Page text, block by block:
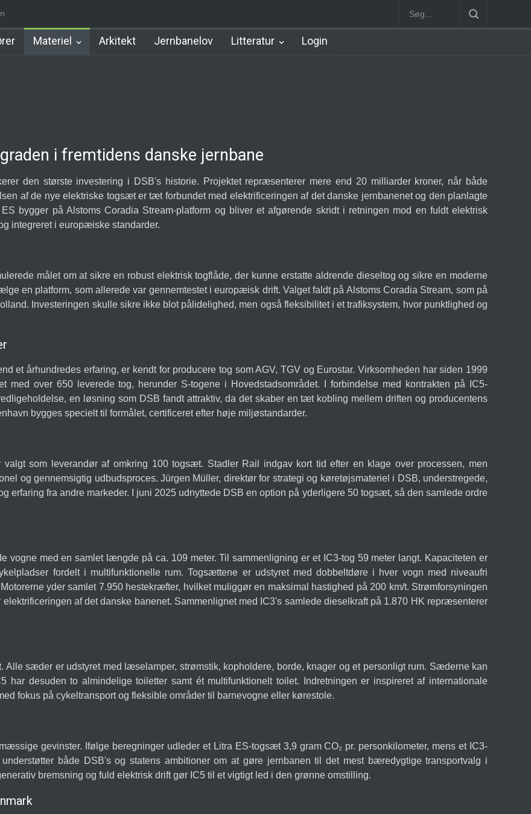
Nørrebro B Station [1886-1930]
Materiel Arkitekt Jernbanelov Litteratur Login
i fremtidens danske jernbane
den største investering i DSB's historie. Projektet repræsenterer mere end 20 milliarder kroner, når både
af de nye elektriske togsæt er tæt forbundet med elektrificeringen af det danske jernbanenet og den planlagte
bygger på Alstoms Coradia Stream-platform og bliver et afgørende skridt i retningen mod en fuldt elektrisk
integreret i europæiske standarder.
målet om at sikre en robust elektrisk togflåde, der kunne erstatte aldrende dieseltog og sikre en moderne
en platform, som allerede var gennemtestet i europæisk drift. Valget faldt på Alstoms Coradia Stream, som på
Investeringen skulle sikre ikke blot pålidelighed, men også fleksibilitet i et trafiksystem, hvor punktlighed og
et århundredes erfaring, er kendt for producere tog som AGV, TGV og Eurostar. Virksomheden har siden 1999
over 650 leverede tog, herunder S-togene i Hovedstadsområdet. I forbindelse med kontrakten på IC5-
en løsning som DSB fandt attraktiv, da det skaber en tæt kobling mellem driften og producentens
bygges specielt til formålet, certificeret efter høje miljøstandarder.
som leverandør af omkring 100 togsæt. Stadler Rail indgav kort tid efter en klage over processen, men
og gennemsigtig udbudsproces. Jürgen Müller, direktør for strategi og køretøjsmateriel i DSB, understregede,
erfaring fra andre markeder. I juni 2025 udnyttede DSB en option på yderligere 50 togsæt, så den samlede ordre
vogne med en samlet længde på ca. 109 meter. Til sammenligning er et IC3-tog 59 meter langt. Kapaciteten er
fordelt i multifunktionelle rum. Togsættene er udstyret med dobbeltdøre i hver vogn med niveaufri
yder samlet 7.950 hestekræfter, hvilket muliggør en maksimal hastighed på 200 km/t. Strømforsyningen
af det danske banenet. Sammenlignet med IC3's samlede dieselkraft på 1.870 HK repræsenterer
sæder er udstyret med læselamper, strømstik, kopholdere, borde, knager og et personligt rum. Sæderne kan
har desuden to almindelige toiletter samt ét multifunktionelt toilet. Indretningen er inspireret af internationale
fokus på cykeltransport og fleksible områder til barnevogne eller kørestole.
gevinster. Ifølge beregninger udleder et Litra ES-togsæt 3,9 gram CO₂ pr. personkilometer, mens et IC3-
både DSB's og statens ambitioner om at gøre jernbanen til det mest bæredygtige transportvalg i
bremsning og fuld elektrisk drift gør IC5 til et vigtigt led i den grønne omstilling.